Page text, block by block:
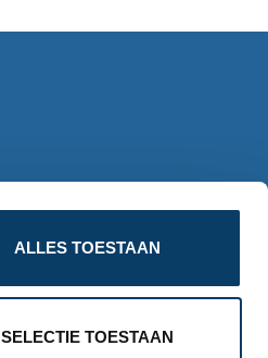
ALLES TOESTAAN
SELECTIE TOESTAAN